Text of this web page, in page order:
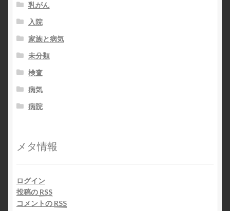
乳がん
入院
家族と病気
未分類
検査
病気
病院
メタ情報
ログイン
投稿の RSS
コメントの RSS